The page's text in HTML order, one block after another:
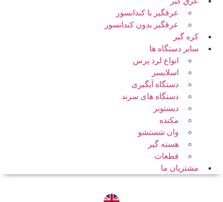
عرقگیر با کندانسور
عرقگیر بدون کندانسور
کره گیر
سایر دستگاه ها
انواع لرد پرس
اسلایسر
دستگاه آبگیری
دستگاه های سرند
دیستونر
مکنده
وان شستشو
هسته گیر
قطعات
مشتریان ما